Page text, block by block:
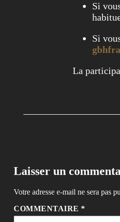
Si
Si
La
Laisser un
Votre adresse e-mail ne sera pas
COMMENTAIRE *